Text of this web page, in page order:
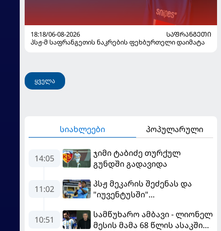
18:18/06-08-2026
ᲡᲐᲤᲠᲐᲜᲒᲔᲗᲘ
პსჟ-მ საფრანგეთის ნაკრების ფეხბურთელი დაიმატა
ყველა
სიახლეები პოპულარული
14:05
ჯიმი ტაბიძე თურქულ
გუნდში გადავიდა
11:02
პსჟ მეკარის შეძენას და
"იუვენტუსში"
10:51
სამწუხარო ამბავი - ლიონელ
მესის მამა 68 წლის ასაკში